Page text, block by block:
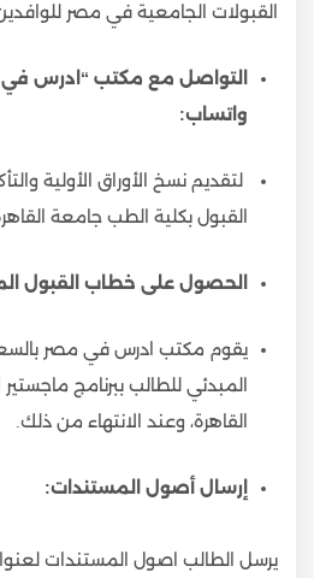
القبولات الجامعية في مصر
التواصل مع مكتب “ادرس في
واتساب:
لتقديم نسخ الأوراق الأولية
القبول بكلية الطب جامعة
الحصول على خطاب القبول
يقوم مكتب ادرس في مصر
المبدئي للطالب ببرنامج
القاهرة، وعند الانتهاء من ذلك.
إرسال أصول المستندات:
يرسل الطالب اصول المستندات